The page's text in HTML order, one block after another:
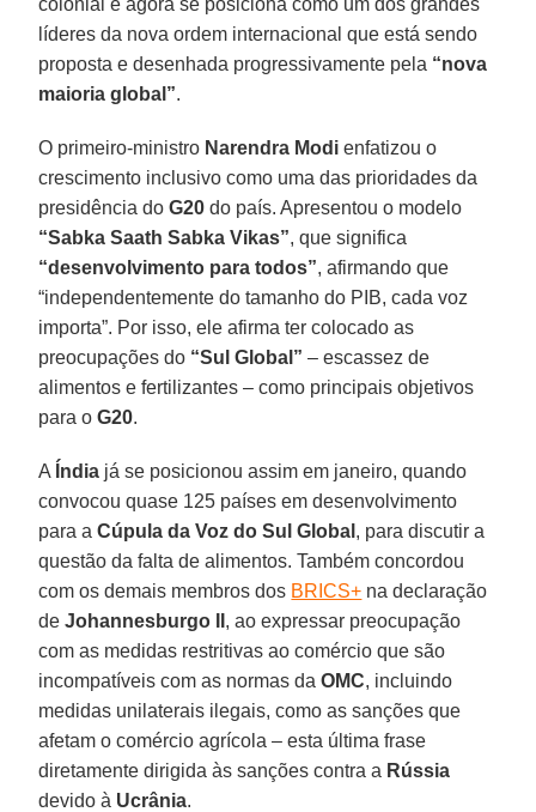
líderes da nova ordem internacional que está sendo
proposta e desenhada progressivamente pela “nova
maioria global”.
O primeiro-ministro Narendra Modi enfatizou o
crescimento inclusivo como uma das prioridades da
presidência doG20 do país. Apresentou o modelo
“Sabka Saath Sabka Vikas”, que significa
“desenvolvimento para todos”, afirmando que
“independentemente do tamanho do PIB, cada voz
importa”. Por isso, ele afirma ter colocado as
preocupações do “Sul Global” – escassez de
alimentos e fertilizantes – como principais objetivos
para oG20.
A Índia já se posicionou assim em janeiro, quando
convocou quase 125 países em desenvolvimento
para aCúpula da Voz do Sul Global , para discutir a
questão da falta de alimentos. Também concordou
com os demais membros dos BRICS+ na declaração
deJohannesburgo II , ao expressar preocupação
com as medidas restritivas ao comércio que são
incompatíveis com as normas daOMC, incluindo
medidas unilaterais ilegais, como as sanções que
afetam o comércio agrícola – esta última frase
diretamente dirigida às sanções contra a Rússia
devido à Ucrânia.